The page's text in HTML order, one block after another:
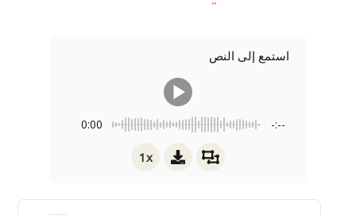
استمع إلى النص
0:00 -:--
1x